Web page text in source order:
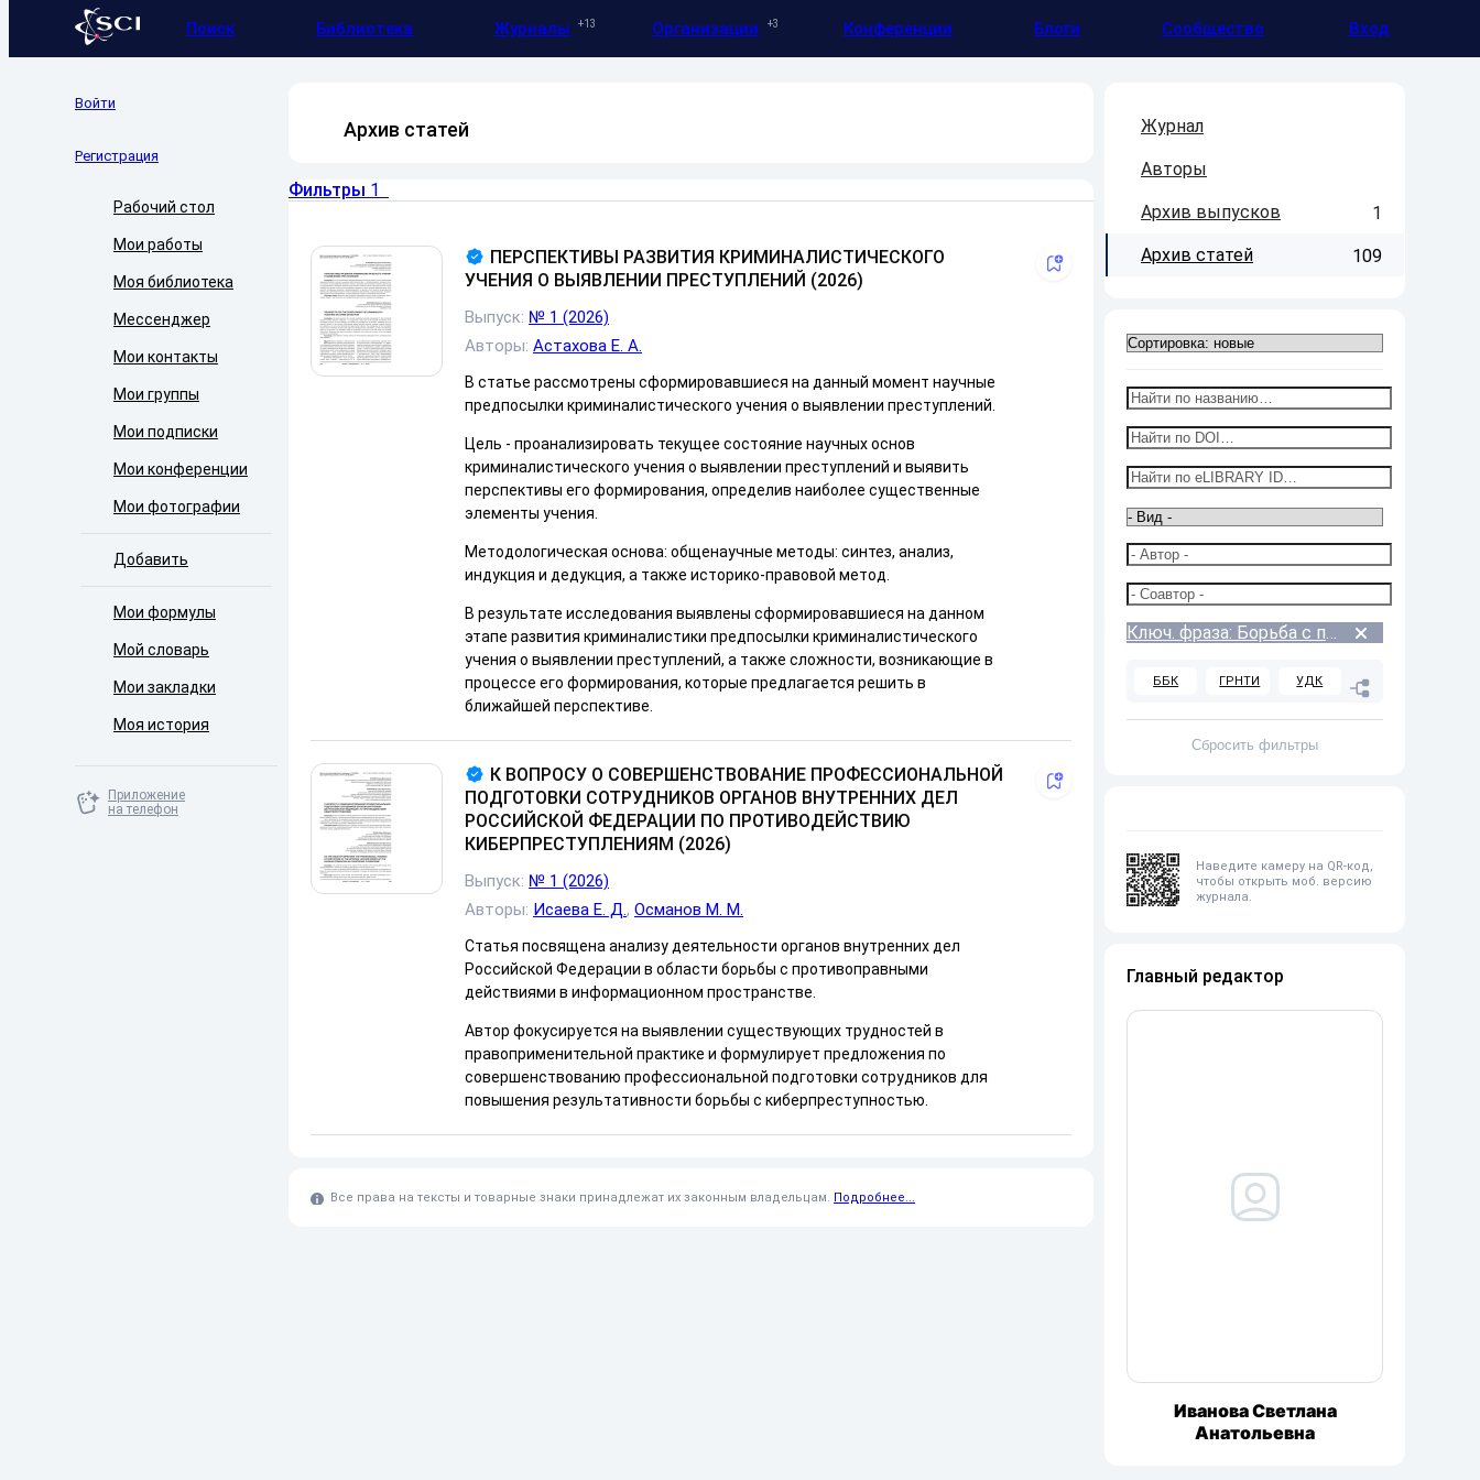
Поиск Библиотека Журналы 13 Организации 3 Конференции Блоги Сообщество Вход
Войти
Регистрация
Рабочий стол
Мои работы
Моя библиотека
Мессенджер
Мои контакты
Мои группы
Мои подписки
Мои конференции
Мои фотографии
Добавить
Мои формулы
Мой словарь
Мои закладки
Моя история
Приложение
на телефон
Архив статей
Фильтры 1
ПЕРСПЕКТИВЫ РАЗВИТИЯ КРИМИНАЛИСТИЧЕСКОГО
УЧЕНИЯ О ВЫЯВЛЕНИИ ПРЕСТУПЛЕНИЙ (2026)
Выпуск: № 1 (2026)
Авторы: Астахова Е. А.
В статье рассмотрены сформировавшиеся на данный момент научные
предпосылки криминалистического учения о выявлении преступлений.
Цель - проанализировать текущее состояние научных основ
криминалистического учения о выявлении преступлений и выявить
перспективы его формирования, определив наиболее существенные
элементы учения.
Методологическая основа: общенаучные методы: синтез, анализ,
индукция и дедукция, а также историко-правовой метод.
В результате исследования выявлены сформировавшиеся на данном
этапе развития криминалистики предпосылки криминалистического
учения о выявлении преступлений, а также сложности, возникающие в
процессе его формирования, которые предлагается решить в
ближайшей перспективе.
К ВОПРОСУ О СОВЕРШЕНСТВОВАНИЕ ПРОФЕССИОНАЛЬНОЙ
ПОДГОТОВКИ СОТРУДНИКОВ ОРГАНОВ ВНУТРЕННИХ ДЕЛ
РОССИЙСКОЙ ФЕДЕРАЦИИ ПО ПРОТИВОДЕЙСТВИЮ
КИБЕРПРЕСТУПЛЕНИЯМ (2026)
Выпуск: № 1 (2026)
Авторы: Исаева Е. Д., Османов М. М.
Статья посвящена анализу деятельности органов внутренних дел
Российской Федерации в области борьбы с противоправными
действиями в информационном пространстве.
Автор фокусируется на выявлении существующих трудностей в
правоприменительной практике и формулирует предложения по
совершенствованию профессиональной подготовки сотрудников для
повышения результативности борьбы с киберпреступностью.
Все права на тексты и товарные знаки принадлежат их законным владельцам. Подробнее...
Журнал
Авторы
Архив выпусков 1
Архив статей 109
Ключ. фраза: Борьба с преступностью
ББК ГРНТИ УДК
Наведите камеру на QR-код,
чтобы открыть моб. версию
журнала.
Главный редактор
Иванова Светлана
Анатольевна